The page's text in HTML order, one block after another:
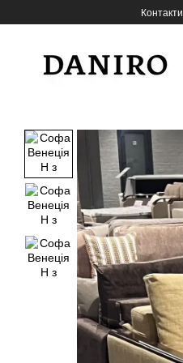
Перейти до основного контенту
Контакти